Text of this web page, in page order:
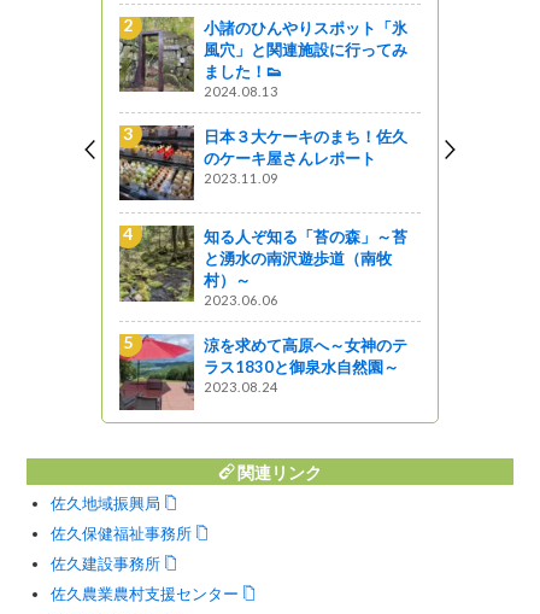
小諸のひんやりスポット「氷
風穴」と関連施設に行ってみ
ました！👟
2024.08.13
日本３大ケーキのまち！佐久
のケーキ屋さんレポート
2023.11.09
知る人ぞ知る「苔の森」～苔
と湧水の南沢遊歩道（南牧
村）～
2023.06.06
涼を求めて高原へ～女神のテ
ラス1830と御泉水自然園～
2023.08.24
関連リンク
佐久地域振興局
佐久保健福祉事務所
佐久建設事務所
佐久農業農村支援センター